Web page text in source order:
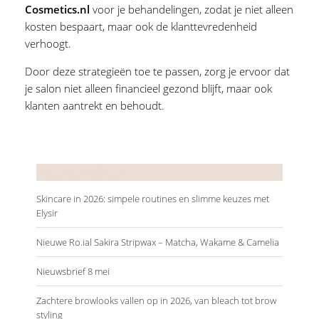
Cosmetics.nl voor je behandelingen, zodat je niet alleen
kosten bespaart, maar ook de klanttevredenheid
verhoogt.
Door deze strategieën toe te passen, zorg je ervoor dat
je salon niet alleen financieel gezond blijft, maar ook
klanten aantrekt en behoudt.
Skincare in 2026: simpele routines en slimme keuzes met
Elysir
Nieuwe Ro.ial Sakira Stripwax – Matcha, Wakame & Camelia
Nieuwsbrief 8 mei
Zachtere browlooks vallen op in 2026, van bleach tot brow
styling